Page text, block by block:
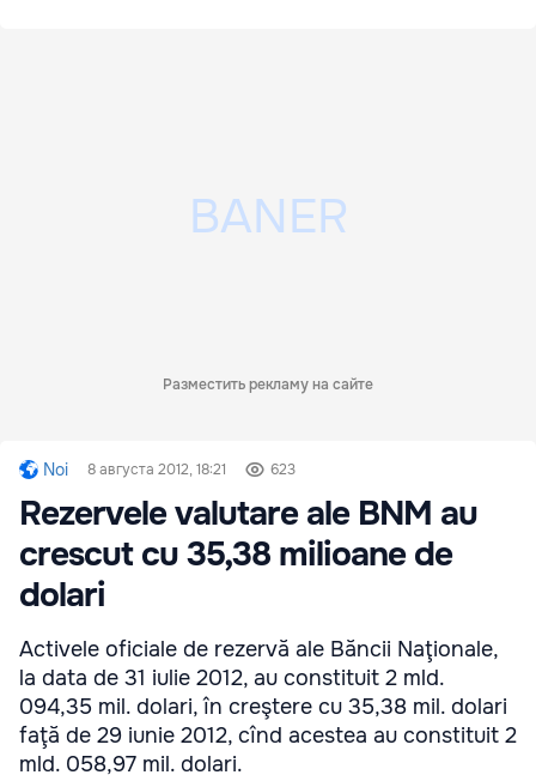
Разместить рекламу на сайте
Noi 8 августа 2012, 18:21 623
Rezervele valutare ale BNM au
crescut cu 35,38 milioane de
dolari
Activele oficiale de rezervă ale Băncii Naţionale,
la data de 31 iulie 2012, au constituit 2 mld.
094,35 mil. dolari, în creştere cu 35,38 mil. dolari
faţă de 29 iunie 2012, cînd acestea au constituit 2
mld. 058,97 mil. dolari.